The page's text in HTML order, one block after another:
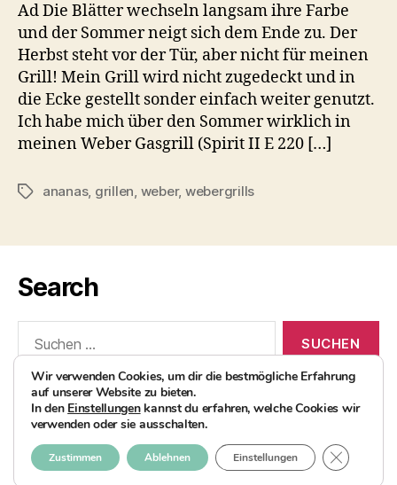
Ad Die Blätter wechseln langsam ihre Farbe
und der Sommer neigt sich dem Ende zu. Der
Herbst steht vor der Tür, aber nicht für meinen
Grill! Mein Grill wird nicht zugedeckt und in
die Ecke gestellt sonder einfach weiter genutzt.
Ich habe mich über den Sommer wirklich in
meinen Weber Gasgrill (Spirit II E 220 […]
Schlagwörter
ananas, grillen, weber, webergrills
Search
nach:
© 2026AvocadoBanane Foodblog
Impressum
Wir verwenden Cookies, um dir die bestmögliche Erfahrung
auf unserer Website zu bieten.
In den Einstellungenkannst du erfahren, welche Cookies wir
verwenden oder sie ausschalten.
Zustimmen Ablehnen Einstellungen GDPR